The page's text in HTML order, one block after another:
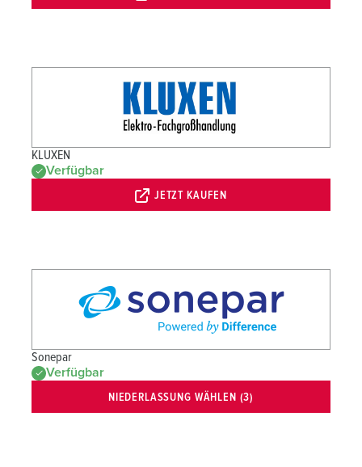
KLUXEN
Verfügbar
JETZT KAUFEN
Sonepar
Verfügbar
NIEDERLASSUNG WÄHLEN (3)